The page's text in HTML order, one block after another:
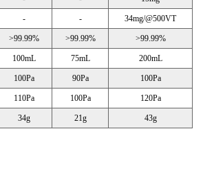
- - 34mg/@500VT
>99.99% >99.99% >99.99%
100mL 75mL 200mL
100Pa 90Pa 100Pa
110Pa 100Pa 120Pa
34g 21g 43g